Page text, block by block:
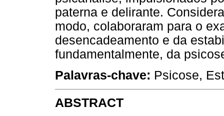
paterna e delirante.
modo, colaboraram para o
desencadeamento e da
fundamentalmente, da
Palavras-chave: Psicose,
ABSTRACT